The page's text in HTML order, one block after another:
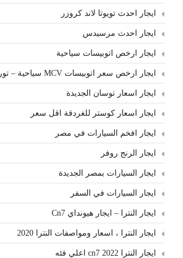
ايجار احدث تويوتا لاند كروزر
ايجار احدث مرسيدس
ايجار ارخص اتوبيسات سياحية
ايجار ارخص سعر اتوبيسات MCV سياحية – تورست باص
ايجار اسعار توسان الجديدة
ايجار اسعار كوستر للغردقة اقل سعر
ايجار افخم السيارات في مصر
ايجار الرنج روفر
ايجار السيارات بمصر الجديدة
ايجار السيارات في السفر
ايجار النترا – ايجار هيونداي Cn7
ايجار النترا ، اسعار ومواصفات النترا 2020
ايجار النترا cn7 2022 اعلي فئه